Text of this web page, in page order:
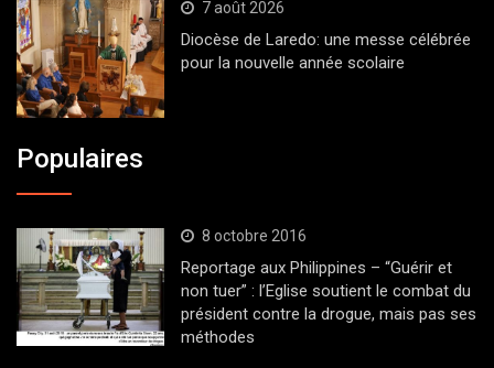
7 août 2026
Diocèse de Laredo: une messe célébrée
pour la nouvelle année scolaire
Populaires
8 octobre 2016
Reportage aux Philippines – “Guérir et
non tuer” : l’Eglise soutient le combat du
président contre la drogue, mais pas ses
méthodes